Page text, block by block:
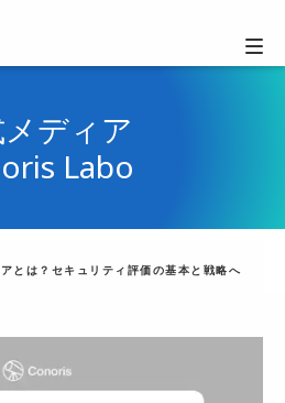
ディア
Labo
とは？セキュリティ評価の基本と戦略へ